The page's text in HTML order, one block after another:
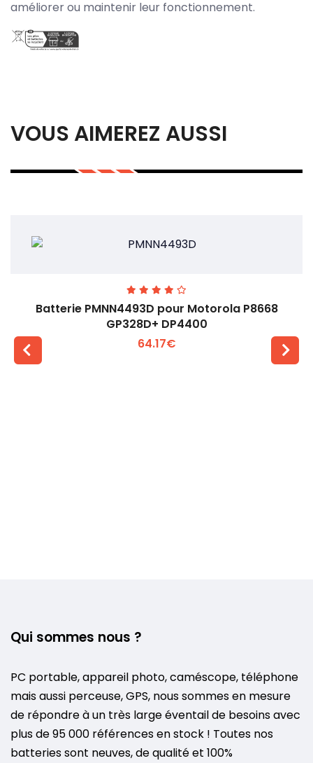
améliorer ou maintenir leur fonctionnement.
VOUS AIMEREZ AUSSI
Batterie PMNN4493D pour Motorola P8668
GP328D+ DP4400
64.17€
Qui sommes nous ?
PC portable, appareil photo, caméscope, téléphone
mais aussi perceuse, GPS, nous sommes en mesure
de répondre à un très large éventail de besoins avec
plus de 95 000 références en stock ! Toutes nos
batteries sont neuves, de qualité et 100%